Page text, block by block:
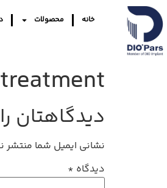
خانه محصولات
دیدگاهتان
نشانی ایمیل شما منتشر
دیدگاه *